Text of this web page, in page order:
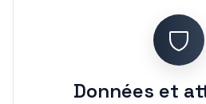
Données et